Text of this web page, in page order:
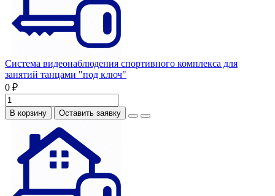
Система видеонаблюдения спортивного комплекса для
занятий танцами "под ключ"
0 ₽
В корзину Оставить заявку